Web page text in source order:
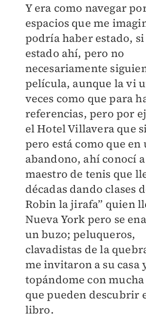
Y era como navegar
espacios que me
podría haber estado,
estado ahí, pero no
necesariamente
película, aunque la vi
veces como que para
referencias, pero por
el Hotel Villavera que
pero está como que en
abandono, ahí conocí
maestro de tenis que
décadas dando clases
Robin la jirafa” quien
Nueva York pero se
un buzo; peluqueros,
clavadistas de la
me invitaron a su casa
topándome con mucha
que pueden descubrir
libro.